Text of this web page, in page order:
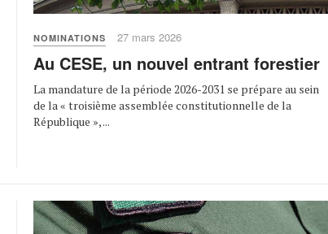
NOMINATIONS 27 mars 2026
Au CESE, un nouvel entrant forestier
La mandature de la période 2026-2031 se prépare au sein
de la « troisième assemblée constitutionnelle de la
République », ...